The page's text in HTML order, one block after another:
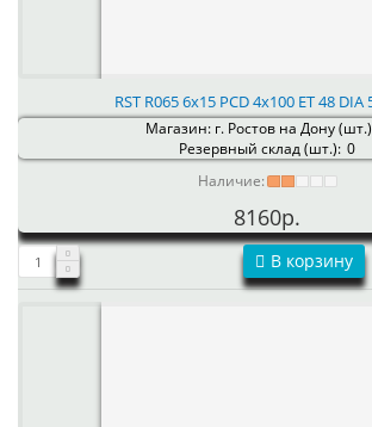
RST R065 6x15 PCD 4x100 ET 48 DIA
Магазин: г. Ростов на Дону
Резервный склад (шт.): 0
Наличие:
8160р.
В корзину